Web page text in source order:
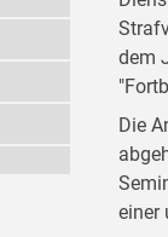
dem
Die
einer